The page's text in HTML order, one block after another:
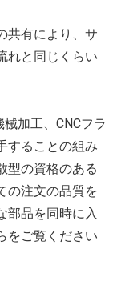
共有により、サ
れと同じくらい
加工、CNCフラ
することの組み
型の資格のある
の注文の品質を
部品を同時に入
をご覧ください